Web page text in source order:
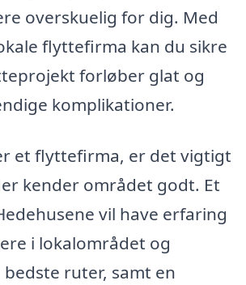
overskuelig for dig. Med
flyttefirma kan du sikre
forløber glat og
komplikationer.
et flyttefirma, er det vigtigt
kender området godt. Et
vil have erfaring
i lokalområdet og
ruter, samt en